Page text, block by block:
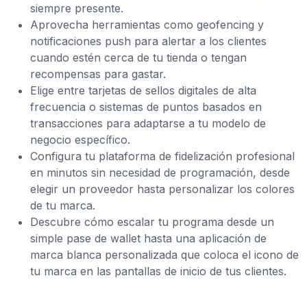
siempre presente.
Aprovecha herramientas como geofencing y
notificaciones push para alertar a los clientes
cuando estén cerca de tu tienda o tengan
recompensas para gastar.
Elige entre tarjetas de sellos digitales de alta
frecuencia o sistemas de puntos basados en
transacciones para adaptarse a tu modelo de
negocio específico.
Configura tu plataforma de fidelización profesional
en minutos sin necesidad de programación, desde
elegir un proveedor hasta personalizar los colores
de tu marca.
Descubre cómo escalar tu programa desde un
simple pase de wallet hasta una aplicación de
marca blanca personalizada que coloca el icono de
tu marca en las pantallas de inicio de tus clientes.